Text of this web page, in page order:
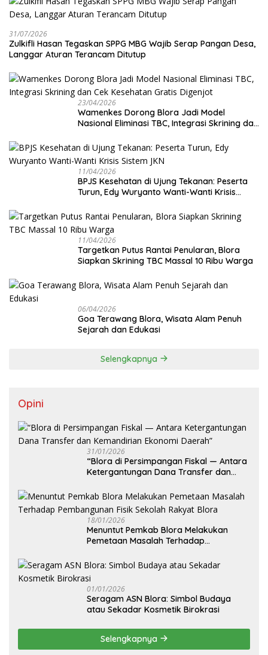
31/07/2026
Zulkifli Hasan Tegaskan SPPG MBG Wajib Serap Pangan Desa,
Langgar Aturan Terancam Ditutup
23/04/2026
Wamenkes Dorong Blora Jadi Model
Nasional Eliminasi TBC, Integrasi Skrining dan
11/04/2026
BPJS Kesehatan di Ujung Tekanan: Peserta
Turun, Edy Wuryanto Wanti-Wanti Krisis
11/04/2026
‎Targetkan Putus Rantai Penularan, Blora
Siapkan Skrining TBC Massal 10 Ribu Warga
06/04/2026
Goa Terawang Blora, Wisata Alam Penuh
Sejarah dan Edukasi
Selengkapnya
Opini
31/01/2026
‎“Blora di Persimpangan Fiskal — Antara
Ketergantungan Dana Transfer dan
18/01/2026
‎Menuntut Pemkab Blora Melakukan
Pemetaan Masalah Terhadap
Blora
01/01/2026
‎Seragam ASN Blora: Simbol Budaya
atau Sekadar Kosmetik Birokrasi
Selengkapnya